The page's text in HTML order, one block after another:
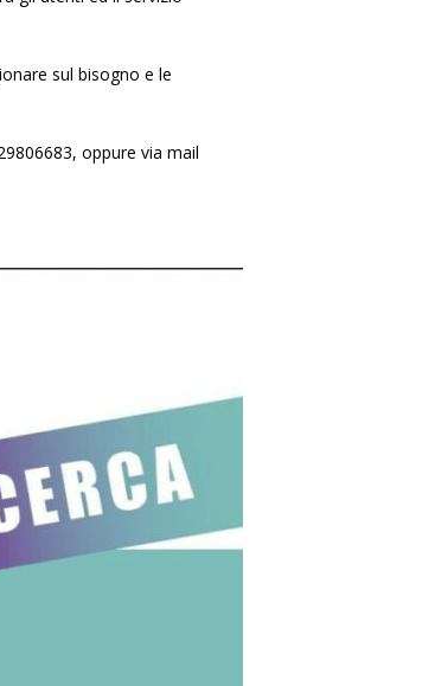
sul bisogno e le
oppure via mail